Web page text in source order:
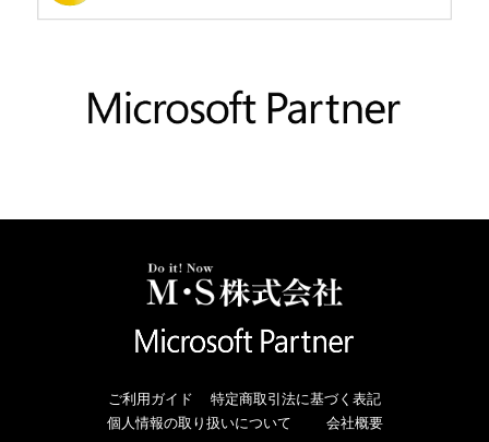
ご利用ガイド
特定商取引法に基づく表記
個人情報の取り扱いについて
会社概要